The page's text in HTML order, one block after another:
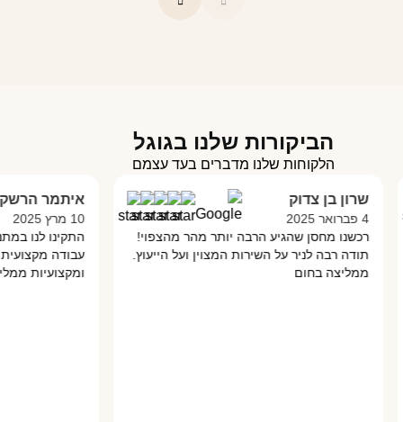
הביקורות שלנו בגוגל
הלקוחות שלנו מדברים בעד עצמם
שרון בן צדוק
רכשנו מחסן שהגיע הרבה יותר מהר מהצפוי!
תודה רבה לניר על השירות המצוין ועל הייעוץ.
ממליצה בחום
איתמר הרשקו
10 מרץ 2025
התקינו לנו
עבודה מקצועית
ומקצועיות